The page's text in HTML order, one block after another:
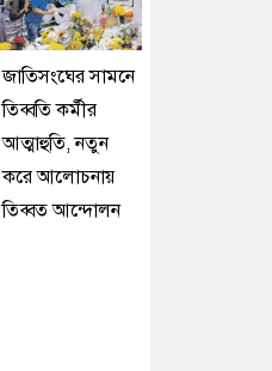
জাতিসংঘের সামনে
তিব্বতি কর্মীর
আত্মাহুতি, নতুন
করে আলোচনায়
তিব্বত আন্দোলন